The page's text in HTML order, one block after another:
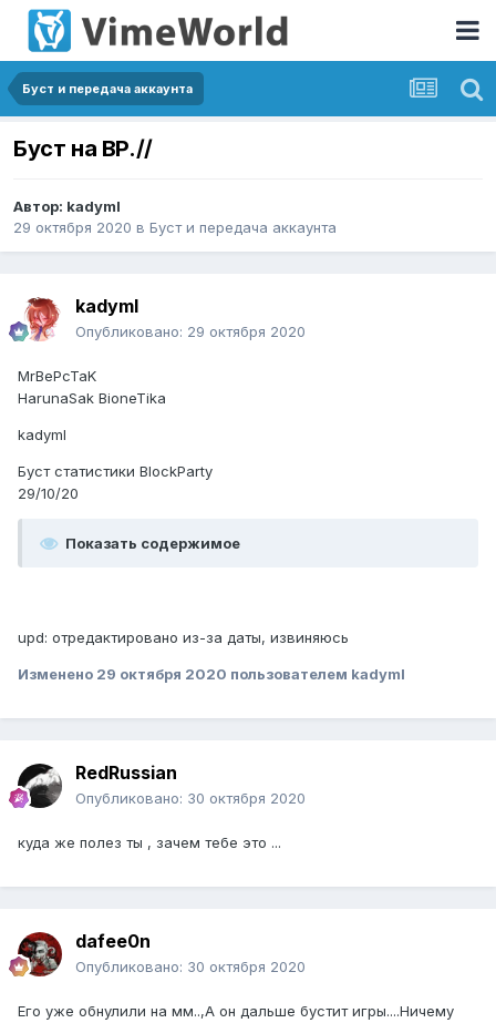
Буст и передача аккаунта
Буст на BP.//
Автор: kadymI
29 октября 2020 в Буст и передача аккаунта
kadymI
Опубликовано: 29 октября 2020
MrBePcTaK
HarunaSak BioneTika
kadymI
Буст статистики BlockParty
29/10/20
Показать содержимое
upd: отредактировано из-за даты, извиняюсь
Изменено 29 октября 2020 пользователем kadymI
RedRussian
Опубликовано: 30 октября 2020
куда же полез ты , зачем тебе это ...
dafee0n
Опубликовано: 30 октября 2020
Его уже обнулили на мм..,А он дальше бустит игры....Ничему